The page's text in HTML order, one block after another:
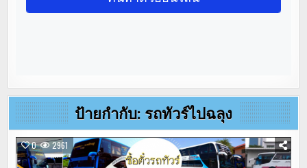
ป้ายกำกับ: รถทัวร์ไปฉลุง
0 2961